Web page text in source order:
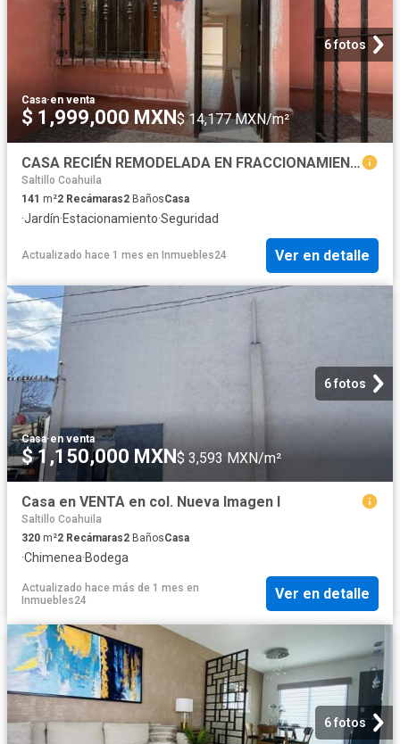
6 fotos
Casa·en venta
$ 1,999,000 MXN$ 14,177 MXN/m²
CASA RECIÉN REMODELADA EN FRACCIONAMIENTO CERRADO
Saltillo Coahuila
141 m²2 Recámaras2 BañosCasa
·Jardín·Estacionamiento·Seguridad
Actualizado hace 1 mes en Inmuebles24 Ver en detalle
6 fotos
Casa·en venta
$ 1,150,000 MXN$ 3,593 MXN/m²
Casa en VENTA en col. Nueva Imagen I
Saltillo Coahuila
320 m²2 Recámaras2 BañosCasa
·Chimenea·Bodega
Actualizado hace más de 1 mes en
Inmuebles24
Ver en detalle
6 fotos